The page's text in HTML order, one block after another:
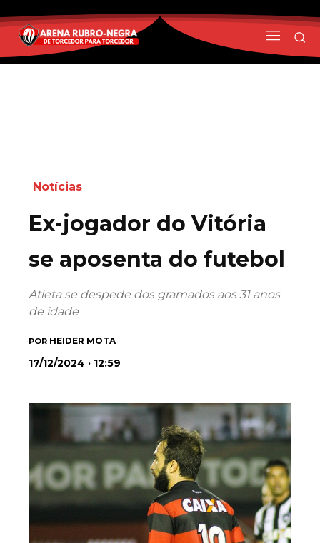
Notícias
Ex-jogador do Vitória
se aposenta do futebol
Atleta se despede dos gramados aos 31 anos
de idade
POR HEIDER MOTA
17/12/2024 · 12:59